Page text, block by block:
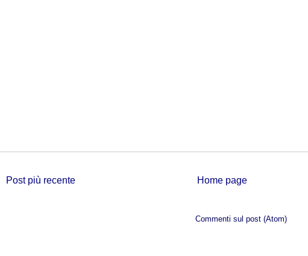
Post più recente Home page
Commenti sul post (Atom)